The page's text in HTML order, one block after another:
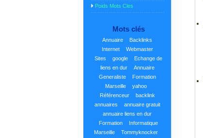
Poids Mots Cles
Mots clés
Annuaire
Backlinks
Internet
Webmaster
Sites
google
Echange de
liens en dur
Annuaire
Generaliste
Formation
Marseille
yahoo
Référenceur
backlink
annuaires
annuaire gratuit
annuaire liens en dur
Formation
Informatique
Marseille
Tommyknocker